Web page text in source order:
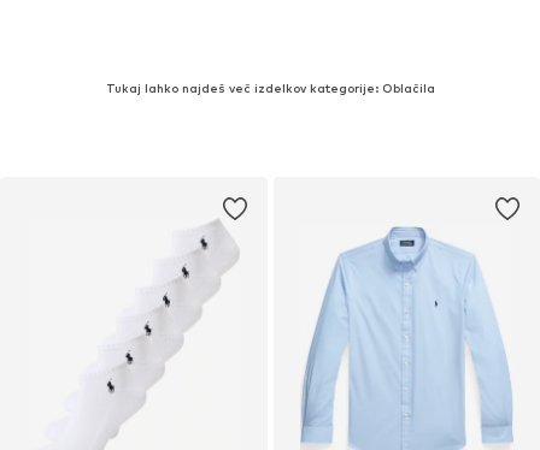
Tukaj lahko najdeš več izdelkov kategorije: Oblačila